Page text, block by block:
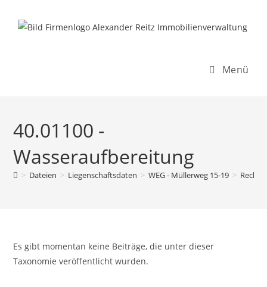
Inhalt
Menü
40.01100 -
Wasseraufbereitung
> Dateien > Liegenschaftsdaten > WEG - Müllerweg 15-19 >
Es gibt momentan keine Beiträge, die unter dieser
Taxonomie veröffentlicht wurden.